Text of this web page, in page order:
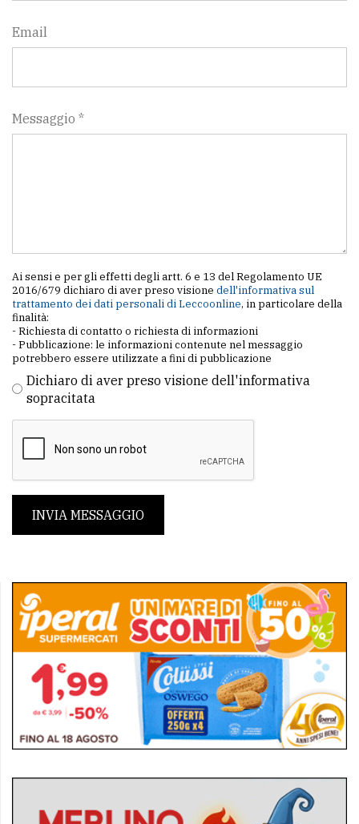
Email
Messaggio *
Ai sensi e per gli effetti degli artt. 6 e 13 del Regolamento UE
2016/679 dichiaro di aver preso visione dell'informativa sul
trattamento dei dati personali di Leccoonline, in particolare della
finalità:
- Richiesta di contatto o richiesta di informazioni
- Pubblicazione: le informazioni contenute nel messaggio
potrebbero essere utilizzate a fini di pubblicazione
Dichiaro di aver preso visione dell'informativa
sopracitata
INVIA MESSAGGIO